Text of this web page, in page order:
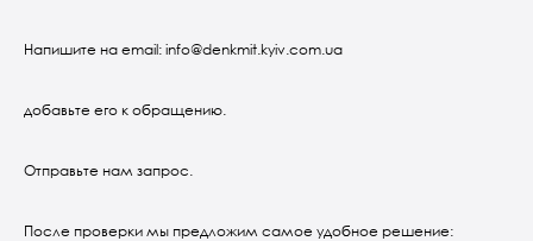
Напишите на email: info@denkmit.kyiv.com.ua
добавьте его к обращению.
Отправьте нам запрос.
После проверки мы предложим самое удобное решение: